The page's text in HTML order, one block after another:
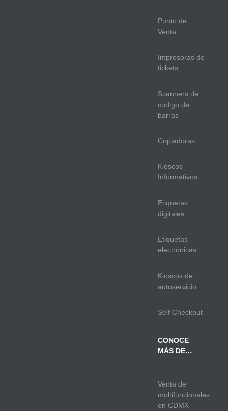
Punto de
Venta
Impresoras de
tickets
Scanners de
código de
barras
Copiadoras
Kioscos
Informativos
Etiquetas
digitales
Etiquetas
electrónicas
Kioscos de
autoservicio
Self Checkout
CONOCE
MÁS DE…
Venta de
multifuncionales
en CDMX